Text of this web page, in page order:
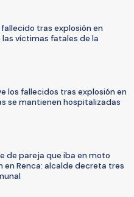
tras explosión en
las víctimas fatales de la
los fallecidos tras explosión en
se mantienen hospitalizadas
de pareja que iba en moto
en Renca: alcalde decreta tres